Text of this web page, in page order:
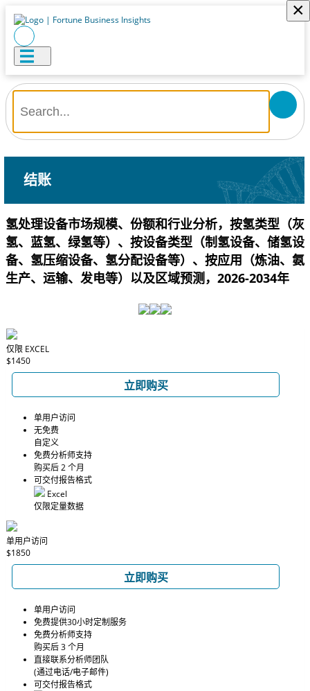
×
结账
氢处理设备市场规模、份额和行业分析，按氢类型（灰
氢、蓝氢、绿氢等）、按设备类型（制氢设备、储氢设
备、氢压缩设备、氢分配设备等）、按应用（炼油、氨
生产、运输、发电等）以及区域预测，2026-2034年
仅限 EXCEL
$1450
立即购买
单用户访问
无免费
自定义
免费分析师支持
购买后 2 个月
可交付报告格式
Excel
仅限定量数据
单用户访问
$1850
立即购买
单用户访问
免费提供30小时定制服务
免费分析师支持
购买后 3 个月
直接联系分析师团队
(通过电话/电子邮件)
可交付报告格式